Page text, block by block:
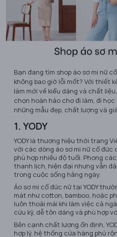
Bạn đang tìm shop áo sơ mi nữ
không bao giờ lỗi mốt? Với thiết
làm mới về kiểu dáng và chất
chọn hoàn hảo cho đi làm, đi
những mẫu đẹp, chất lượng và
1. YODY
YODY là thương hiệu thời trang
với các dòng áo sơ mi nữ cổ đức
phù hợp nhiều độ tuổi. Phong
thanh lịch, hiện đại nhưng vẫn
trong cuộc sống hằng ngày.
Áo sơ mi cổ đức nữ tại YODY
mát như cotton, bamboo, hoặc
luôn thoải mái khi làm việc cả
cứu kỹ, dễ tôn dáng và phù hợp
Bên cạnh chất lượng ổn định,
hợp lý, hệ thống cửa hàng phủ